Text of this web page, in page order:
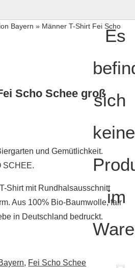
Es
sich
keine
im
Bayern » Männer T-Shirt Fei Scho
Scho Schee groß
und Gemütlichkeit.
SCHEE.
Shirt mit Rundhalsausschnitt
Aus 100% Bio-Baumwolle, fair
in Deutschland bedruckt.
, Fei Scho Schee